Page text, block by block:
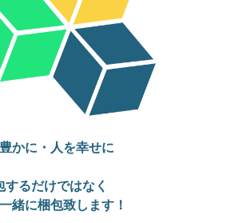
かに・人を幸せに
するだけではなく
緒に梱包致します！